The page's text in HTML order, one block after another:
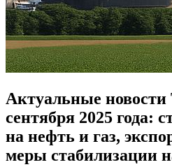
Актуальные
сентября 2025 года:
на нефть и газ,
меры стабилизации